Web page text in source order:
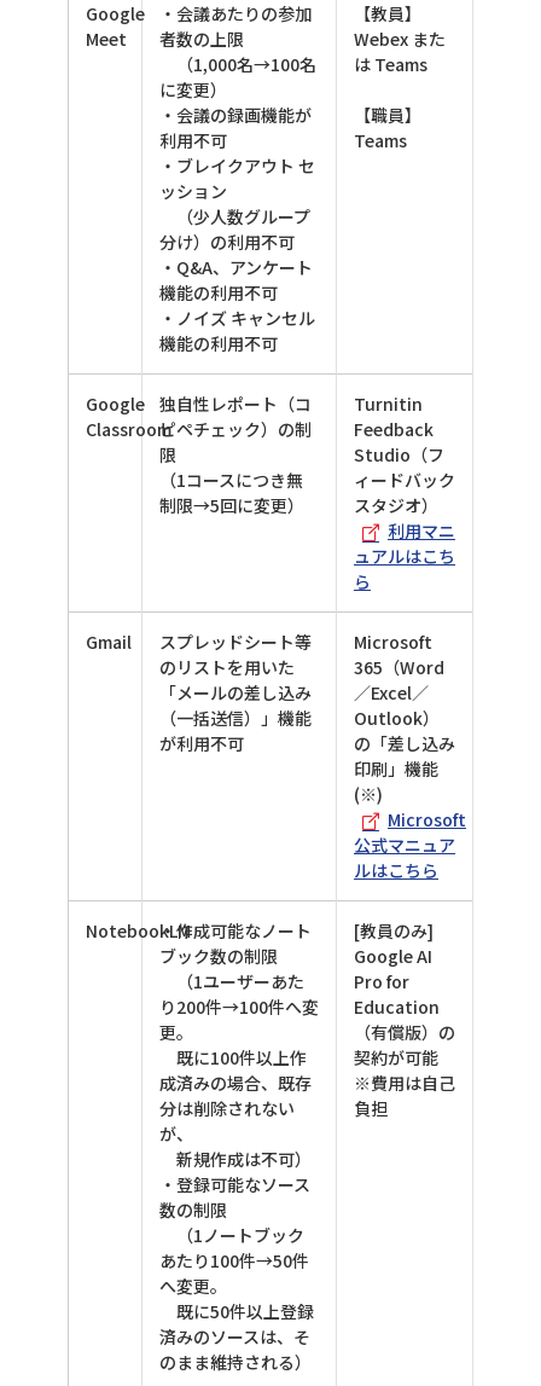
Google
Meet
・会議あたりの参加
者数の上限
（1,000名→100名
に変更）
・会議の録画機能が
利用不可
・ブレイクアウト セ
ッション
（少人数グループ
分け）の利用不可
・Q&A、アンケート
機能の利用不可
・ノイズ キャンセル
機能の利用不可
【教員】
Webex また
は Teams
【職員】
Teams
Google
Classroom
独自性レポート（コ
ピペチェック）の制
限
（1コースにつき無
制限→5回に変更）
Turnitin
Feedback
Studio（フ
ィードバック
スタジオ）
利用マニ
ュアルはこち
ら
Gmail
スプレッドシート等
のリストを用いた
「メールの差し込み
（一括送信）」機能
が利用不可
Microsoft
365（Word
／Excel／
Outlook）
の「差し込み
印刷」機能
(※)
Microsoft
公式マニュア
ルはこちら
NotebookLM・作成可能なノート
ブック数の制限
（1ユーザーあた
り200件→100件へ変
更。
既に100件以上作
成済みの場合、既存
分は削除されない
が、
新規作成は不可）
・登録可能なソース
数の制限
（1ノートブック
あたり100件→50件
へ変更。
既に50件以上登録
済みのソースは、そ
のまま維持される）
[教員のみ]
Google AI
Pro for
Education
（有償版）の
契約が可能
※費用は自己
負担